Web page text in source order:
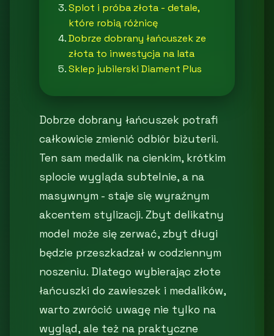
Splot i próba złota - detale,
które robią różnicę
Dobrze dobrany łańcuszek ze
złota to inwestycja na lata
Sklep jubilerski Diament Plus
Dobrze dobrany łańcuszek potrafi
całkowicie zmienić odbiór biżuterii.
Ten sam medalik na cienkim, krótkim
splocie wygląda subtelnie, a na
masywnym - staje się wyraźnym
akcentem stylizacji. Zbyt delikatny
model może się zerwać, zbyt długi
będzie przeszkadzał w codziennym
noszeniu. Dlatego wybierając złote
łańcuszki do zawieszek i medalików,
warto zwrócić uwagę nie tylko na
wygląd, ale też na praktyczne